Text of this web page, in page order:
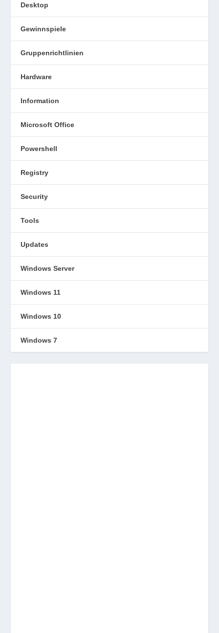
Desktop
Gewinnspiele
Gruppenrichtlinien
Hardware
Information
Microsoft Office
Powershell
Registry
Security
Tools
Updates
Windows Server
Windows 11
Windows 10
Windows 7